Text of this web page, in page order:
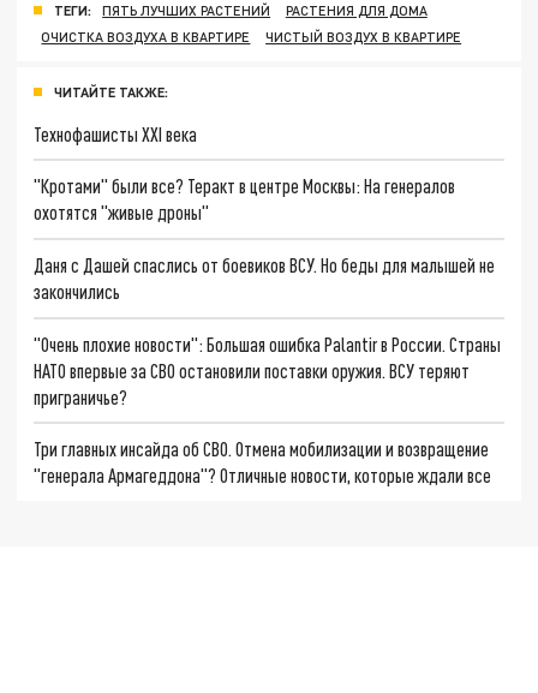
ТЕГИ: ПЯТЬ ЛУЧШИХ РАСТЕНИЙ
РАСТЕНИЯ ДЛЯ ДОМА
ОЧИСТКА ВОЗДУХА В КВАРТИРЕ
ЧИСТЫЙ ВОЗДУХ В КВАРТИРЕ
ЧИТАЙТЕ ТАКЖЕ:
Технофашисты XXI века
"Кротами" были все? Теракт в центре Москвы: На генералов
охотятся "живые дроны"
Даня с Дашей спаслись от боевиков ВСУ. Но беды для малышей не
закончились
"Очень плохие новости": Большая ошибка Palantir в России. Страны
НАТО впервые за СВО остановили поставки оружия. ВСУ теряют
приграничье?
Три главных инсайда об СВО. Отмена мобилизации и возвращение
"генерала Армагеддона"? Отличные новости, которые ждали все